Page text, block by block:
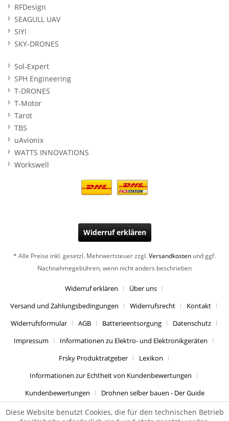
RFDesign
SEAGULL UAV
SIYI
SKY-DRONES
Sol-Expert
SPH Engineering
T-DRONES
T-Motor
Tarot
TBS
uAvionix
WATTS INNOVATIONS
Workswell
Widerruf erklären
* Alle Preise inkl. gesetzl. Mehrwertsteuer zzgl.Versandkosten und ggf.
Nachnahmegebühren, wenn nicht anders beschrieben
Widerruf erklären
Über uns
Versand und Zahlungsbedingungen
Widerrufsrecht
Kontakt
Widerrufsformular
AGB Batterieentsorgung
Datenschutz
Impressum
Informationen zu Elektro- und Elektronikgeräten
Frsky Produktratgeber
Lexikon
Informationen zur Echtheit von Kundenbewertungen
Kundenbewertungen
Drohnen selber bauen - Der Guide
Diese Website benutzt Cookies, die für den technischen Betrieb